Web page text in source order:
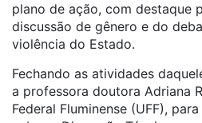
plano de ação, com destaque
discussão de gênero e do
violência do Estado.
Fechando as atividades
a professora doutora Adriana
Federal Fluminense (UFF),